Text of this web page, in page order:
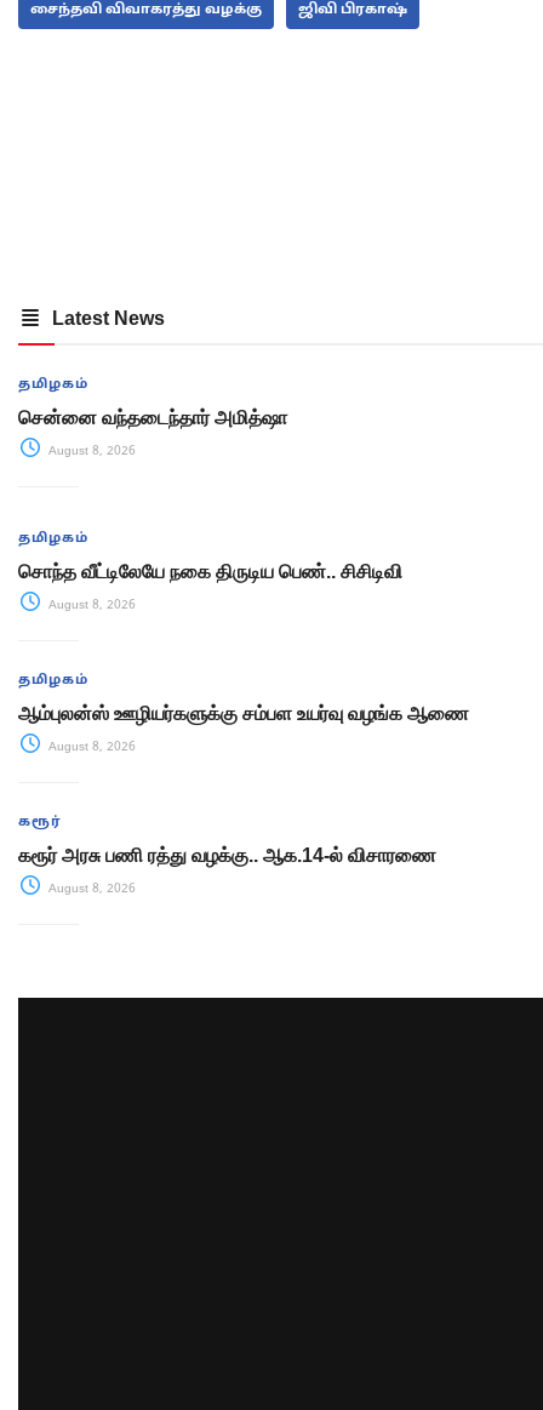
சைந்தவி விவாகரத்து வழக்கு ஜிவி பிரகாஷ்
Latest News
தமிழகம்
சென்னை வந்தடைந்தார் அமித்ஷா
August 8, 2026
தமிழகம்
சொந்த வீட்டிலேயே நகை திருடிய பெண்.. சிசிடிவி
August 8, 2026
தமிழகம்
ஆம்புலன்ஸ் ஊழியர்களுக்கு சம்பள உயர்வு வழங்க ஆணை
August 8, 2026
கரூர்
கரூர் அரசு பணி ரத்து வழக்கு.. ஆக.14-ல் விசாரணை
August 8, 2026